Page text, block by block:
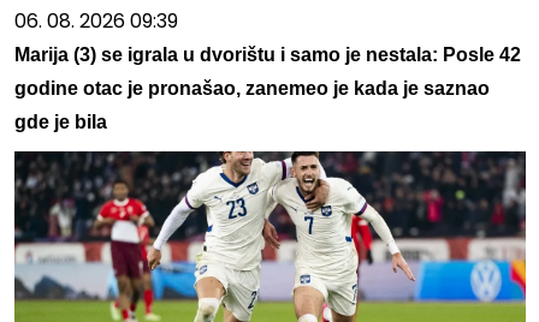
06. 08. 2026 09:39
Marija (3) se igrala u dvorištu i samo je nestala: Posle 42
godine otac je pronašao, zanemeo je kada je saznao
gde je bila